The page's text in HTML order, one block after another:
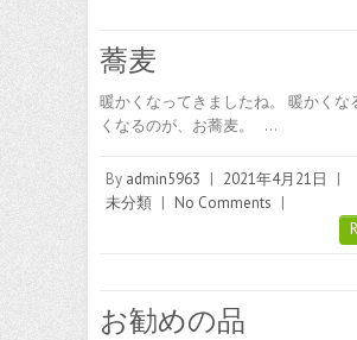
蕎麦
暖かくなってきましたね。 暖かくな
くなるのが、お蕎麦。 …
By admin5963 | 2021年4月21日
|
未分類 | No Comments |
お勧めの品